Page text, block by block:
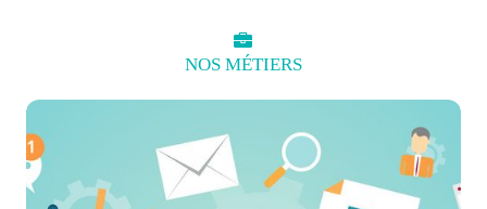
NOS MÉTIERS